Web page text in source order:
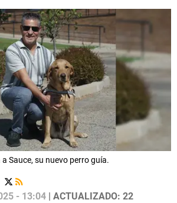
Sauce, su nuevo perro guía.
- 13:04 | ACTUALIZADO: 22